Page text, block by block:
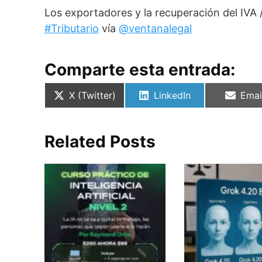
Los exportadores y la recuperación del IVA
#Tributario vía @ventanalegal
Comparte esta entrada:
Compartir
X (Twitter)
Compartir
LinkedIn
Related Posts